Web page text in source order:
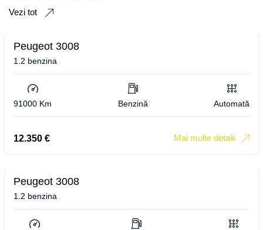
Vezi tot
Peugeot 3008
1.2 benzina
91000 Km Benzină Automată
12.350 € Mai multe detalii
Peugeot 3008
1.2 benzina